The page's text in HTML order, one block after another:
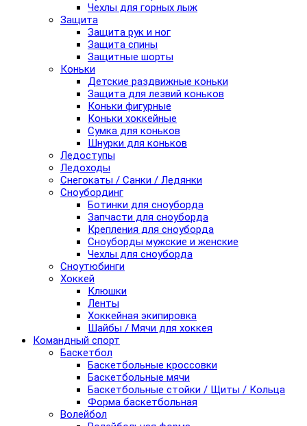
Чехлы для горных лыж
Защита
Защита рук и ног
Защита спины
Защитные шорты
Коньки
Детские раздвижные коньки
Защита для лезвий коньков
Коньки фигурные
Коньки хоккейные
Сумка для коньков
Шнурки для коньков
Ледоступы
Ледоходы
Снегокаты / Санки / Ледянки
Сноубординг
Ботинки для сноуборда
Запчасти для сноуборда
Крепления для сноуборда
Сноуборды мужские и женские
Чехлы для сноуборда
Сноутюбинги
Хоккей
Клюшки
Ленты
Хоккейная экипировка
Шайбы / Мячи для хоккея
Командный спорт
Баскетбол
Баскетбольные кроссовки
Баскетбольные мячи
Баскетбольные стойки / Щиты / Кольца
Форма баскетбольная
Волейбол